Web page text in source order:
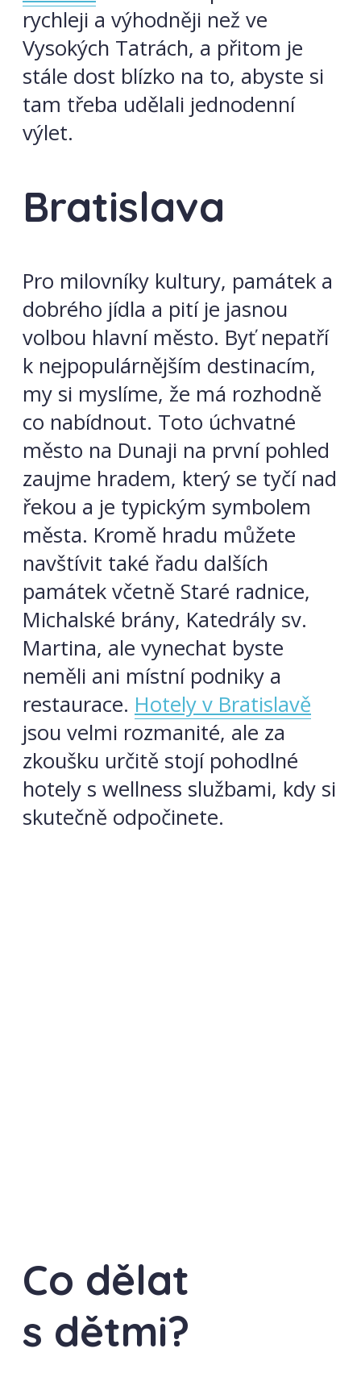
rychleji a výhodněji než ve
Vysokých Tatrách, a přitom je
stále dost blízko na to, abyste si
tam třeba udělali jednodenní
výlet.
Bratislava
Pro milovníky kultury, památek a
dobrého jídla a pití je jasnou
volbou hlavní město. Byť nepatří
k nejpopulárnějším destinacím,
my si myslíme, že má rozhodně
co nabídnout. Toto úchvatné
město na Dunaji na první pohled
zaujme hradem, který se tyčí nad
řekou a je typickým symbolem
města. Kromě hradu můžete
navštívit také řadu dalších
památek včetně Staré radnice,
Michalské brány, Katedrály sv.
Martina, ale vynechat byste
neměli ani místní podniky a
restaurace. Hotely v Bratislavě
jsou velmi rozmanité, ale za
zkoušku určitě stojí pohodlné
hotely s wellness službami, kdy si
skutečně odpočinete.
Co dělat
s dětmi?